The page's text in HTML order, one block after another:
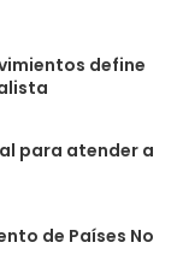
define
para atender a
de Países No